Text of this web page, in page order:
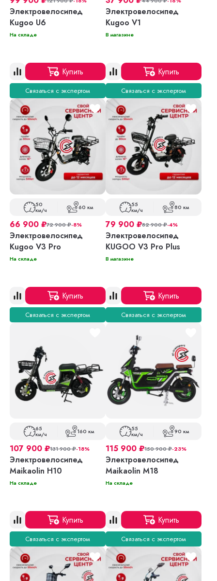
Электровелосипед
Kugoo U6
На складе
Купить
Связаться с экспертом
Электровелосипед
Kugoo V1
В магазине
Купить
Связаться с экспертом
50
км/ч 60 км
66 900 ₽72 900₽-8%
Электровелосипед
Kugoo V3 Pro
На складе
Купить
Связаться с экспертом
55
км/ч 80 км
79 900 ₽82 900₽-4%
Электровелосипед
KUGOO V3 Pro Plus
В магазине
Купить
Связаться с экспертом
65
км/ч 160 км
107 900 ₽131 900₽-18%
Электровелосипед
Maikaolin H10
На складе
Купить
Связаться с экспертом
55
км/ч 90 км
115 900 ₽150 900₽-23%
Электровелосипед
Maikaolin M18
На складе
Купить
Связаться с экспертом